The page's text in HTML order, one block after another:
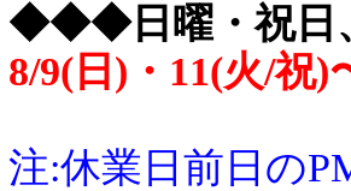
◆◆◆日曜・祝日
8/9(日)・11(火/祝
注:休業日前日の